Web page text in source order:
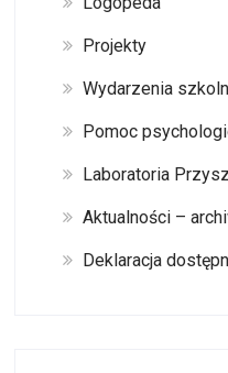
Projekty
Wydarzenia
Pomoc
Laboratoria
Aktualności –
Deklaracja